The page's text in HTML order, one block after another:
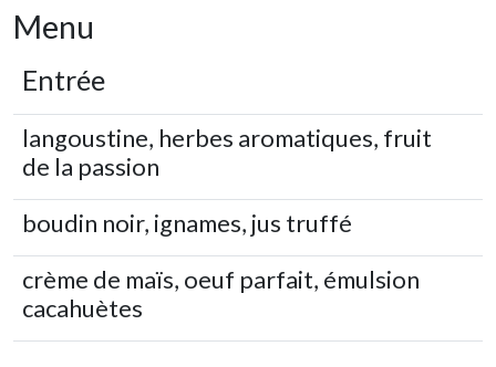
Menu
Entrée
langoustine, herbes aromatiques, fruit
de la passion
boudin noir, ignames, jus truffé
crème de maïs, oeuf parfait, émulsion
cacahuètes